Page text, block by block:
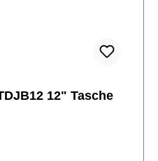
12" Tasche